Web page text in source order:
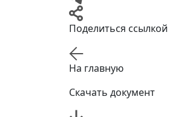
Поделиться ссылкой
На главную
Скачать документ